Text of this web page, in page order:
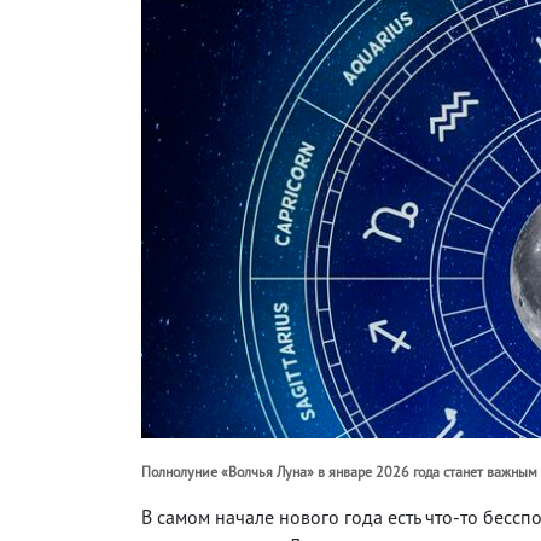
Полнолуние «Волчья Луна» в январе 2026 года станет
В самом начале нового года есть что-то